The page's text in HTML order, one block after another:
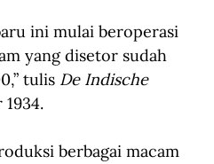
ini mulai beroperasi
yang disetor sudah
tulis De Indische
berbagai macam